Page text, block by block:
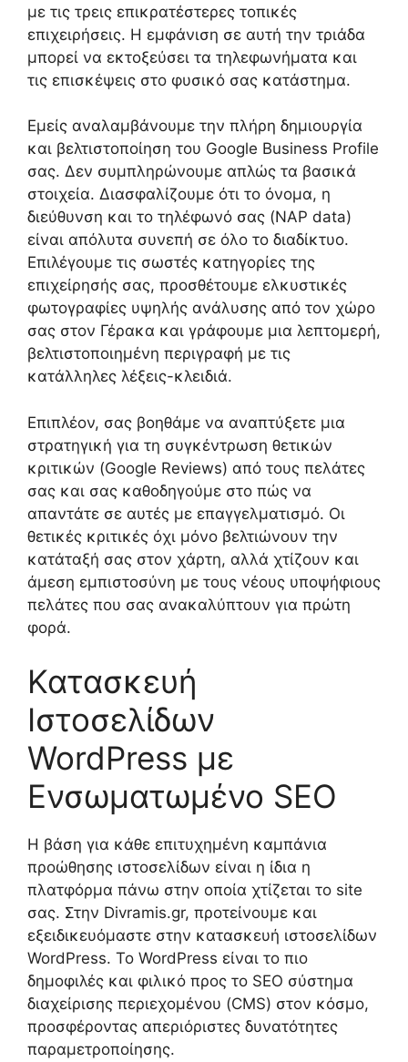
με τις τρεις επικρατέστερες τοπικές
επιχειρήσεις. Η εμφάνιση σε αυτή την τριάδα
μπορεί να εκτοξεύσει τα τηλεφωνήματα και
τις επισκέψεις στο φυσικό σας κατάστημα.
Εμείς αναλαμβάνουμε την πλήρη δημιουργία
και βελτιστοποίηση του Google Business Profile
σας. Δεν συμπληρώνουμε απλώς τα βασικά
στοιχεία. Διασφαλίζουμε ότι το όνομα, η
διεύθυνση και το τηλέφωνό σας (NAP data)
είναι απόλυτα συνεπή σε όλο το διαδίκτυο.
Επιλέγουμε τις σωστές κατηγορίες της
επιχείρησής σας, προσθέτουμε ελκυστικές
φωτογραφίες υψηλής ανάλυσης από τον χώρο
σας στον Γέρακα και γράφουμε μια λεπτομερή,
βελτιστοποιημένη περιγραφή με τις
κατάλληλες λέξεις-κλειδιά.
Επιπλέον, σας βοηθάμε να αναπτύξετε μια
στρατηγική για τη συγκέντρωση θετικών
κριτικών (Google Reviews) από τους πελάτες
σας και σας καθοδηγούμε στο πώς να
απαντάτε σε αυτές με επαγγελματισμό. Οι
θετικές κριτικές όχι μόνο βελτιώνουν την
κατάταξή σας στον χάρτη, αλλά χτίζουν και
άμεση εμπιστοσύνη με τους νέους υποψήφιους
πελάτες που σας ανακαλύπτουν για πρώτη
φορά.
Κατασκευή
Ιστοσελίδων
WordPress με
Ενσωματωμένο SEO
Η βάση για κάθε επιτυχημένη καμπάνια
προώθησης ιστοσελίδων είναι η ίδια η
πλατφόρμα πάνω στην οποία χτίζεται το site
σας. Στην Divramis.gr, προτείνουμε και
εξειδικευόμαστε στην κατασκευή ιστοσελίδων
WordPress. Το WordPress είναι το πιο
δημοφιλές και φιλικό προς το SEO σύστημα
διαχείρισης περιεχομένου (CMS) στον κόσμο,
προσφέροντας απεριόριστες δυνατότητες
παραμετροποίησης.